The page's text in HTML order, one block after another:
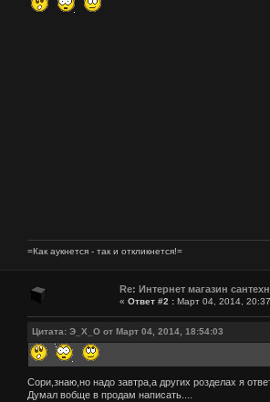
=Как аукнется - так и откликнется!=
Re: Интернет магазин
« Ответ #2 : Март 04, 2014,
Цитата: Э_Х_О от Март 04, 2014, 18:54:03
Сори,знаю,но надо завтра,а других розделах я
Думал вобще в продам написать....